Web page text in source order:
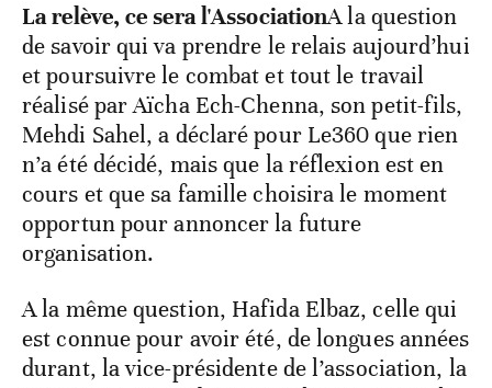
La relève, ce sera l'AssociationA la question
de savoir qui va prendre le relais aujourd’hui
et poursuivre le combat et tout le travail
réalisé par Aïcha Ech-Chenna, son petit-fils,
Mehdi Sahel, a déclaré pour Le360 que rien
n’a été décidé, mais que la réflexion est en
cours et que sa famille choisira le moment
opportun pour annoncer la future
organisation.
A la même question, Hafida Elbaz, celle qui
est connue pour avoir été, de longues années
durant, la vice-présidente de l’association, la